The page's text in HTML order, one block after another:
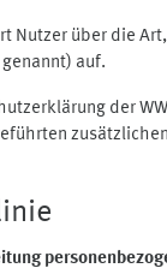
Nutzer über die
auf.
der